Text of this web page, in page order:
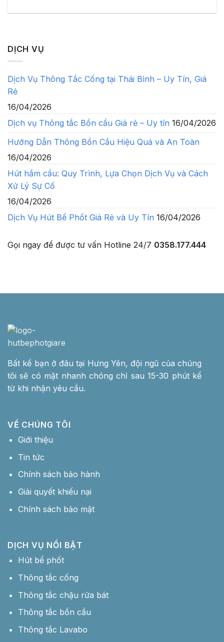
DỊCH VỤ
Dịch Vụ Thông Tắc Cống tại Thái Bình – Uy Tín, Giá
Rẻ
16/04/2026
Dịch vụ Thông tắc Bồn cầu Giá rẻ – Uy tín 16/04/2026
Hướng Dẫn Thông Bồn Cầu Hiệu Quả và An Toàn
16/04/2026
Hút hầm cầu: Quy Trình, Lựa Chọn Dịch Vụ và Cách
Xử Lý Sự Cố
16/04/2026
Dịch Vụ Hút Bể Phốt Giá Rẻ và Uy Tín 16/04/2026
Gọi ngay để được tư vấn Hotline 24/7 0358.177.444
Bất kể bạn ở đâu tại Hưng Yên, đội ngũ của chúng
tôi sẽ có mặt nhanh chóng chỉ sau 15-30 phút kể
từ khi nhận yêu cầu.
VỀ CHÚNG TÔI
Giới thiệu
Tin tức
Chính sách bảo hành
Giải quyết khiếu nại
Chính sách bảo mật
DỊCH VỤ NỔI BẬT
Hút bể phốt
Thông tắc cống
Thông tắc chậu rửa bát
Thông tắc bồn cầu
Thông tắc Lavabo